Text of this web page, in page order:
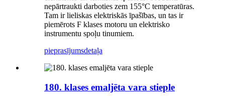
nepārtraukti darboties zem 155°C temperatūras.
Tam ir lieliskas elektriskās īpašības, un tas ir
piemērots F klases motoru un elektrisko
instrumentu spoļu tinumiem.
pieprasījumsdetaļa
180. klases emaljēta vara stieple